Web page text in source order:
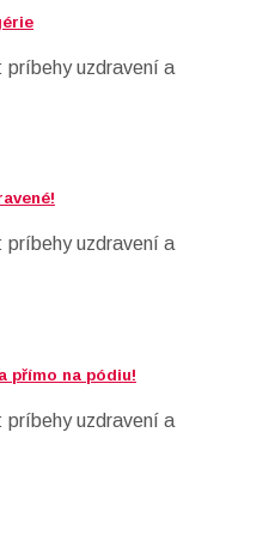
príbehy uzdravení a
príbehy uzdravení a
přímo na pódiu!
príbehy uzdravení a